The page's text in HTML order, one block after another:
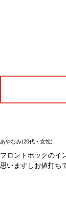
あやなみ(20代・女性)
フロントホックのイ
思いますしお値打ち